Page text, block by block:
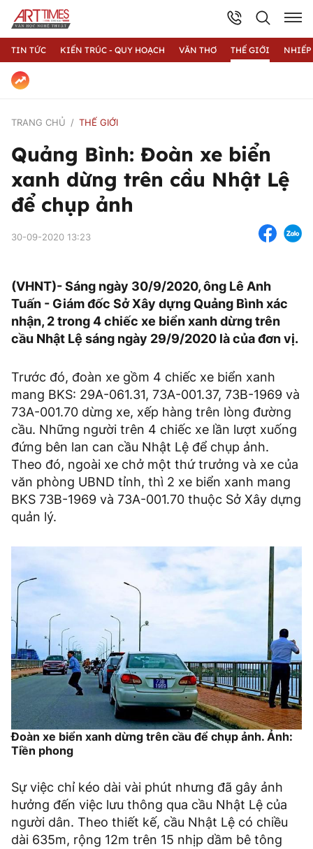
TIN TỨC KIẾN TRÚC - QUY HOẠCH VĂN THƠ THẾ GIỚI
TRANG CHỦ THẾ GIỚI
Quảng Bình: Đoàn xe biển
xanh dừng trên cầu Nhật Lệ
để chụp ảnh
30-09-2020 13:23
(VHNT)- Sáng ngày 30/9/2020, ông Lê Anh
Tuấn - Giám đốc Sở Xây dựng Quảng Bình xác
nhận, 2 trong 4 chiếc xe biển xanh dừng trên
cầu Nhật Lệ sáng ngày 29/9/2020 là của đơn vị.
Trước đó, đoàn xe gồm 4 chiếc xe biển xanh
mang BKS: 29A-061.31, 73A-001.37, 73B-1969 và
73A-001.70 dừng xe, xếp hàng trên lòng đường
cầu. Những người trên 4 chiếc xe lần lượt xuống
đứng bên lan can cầu Nhật Lệ để chụp ảnh.
Theo đó, ngoài xe chở một thứ trưởng và xe của
văn phòng UBND tỉnh, thì 2 xe biển xanh mang
BKS 73B-1969 và 73A-001.70 thuộc Sở Xây dựng
quản lý.
Đoàn xe biển xanh dừng trên cầu để chụp ảnh. Ảnh:
Tiền phong
Sự việc chỉ kéo dài vài phút nhưng đã gây ảnh
hưởng đến việc lưu thông qua cầu Nhật Lệ của
người dân. Theo thiết kế, cầu Nhật Lệ có chiều
dài 635m, rộng 12m trên 15 nhịp dầm bê tông